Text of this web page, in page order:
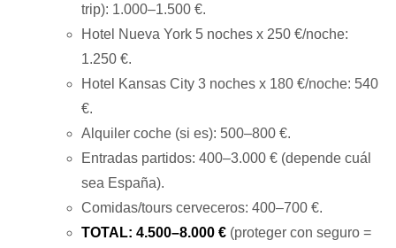
trip): 1.000–1.500 €.
Hotel Nueva York 5 noches x 250 €/noche:
1.250 €.
Hotel Kansas City 3 noches x 180 €/noche: 540
€.
Alquiler coche (si es): 500–800 €.
Entradas partidos: 400–3.000 € (depende cuál
sea España).
Comidas/tours cerveceros: 400–700 €.
TOTAL: 4.500–8.000 € (proteger con seguro =